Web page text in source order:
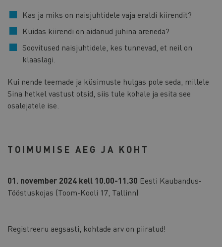
Kas ja miks on naisjuhtidele vaja eraldi kiirendit?
Kuidas kiirendi on aidanud juhina areneda?
Soovitused naisjuhtidele, kes tunnevad, et neil on
klaaslagi.
Kui nende teemade ja küsimuste hulgas pole seda, millele
Sina hetkel vastust otsid, siis tule kohale ja esita see
osalejatele ise.
TOIMUMISE AEG JA KOHT
01. november 2024 kell 10.00-11.30 Eesti Kaubandus-
Tööstuskojas (Toom-Kooli 17, Tallinn)
Registreeru aegsasti, kohtade arv on piiratud!